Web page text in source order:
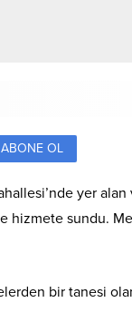
ABONE OL
yer
hizmete sundu.
bir tanesi